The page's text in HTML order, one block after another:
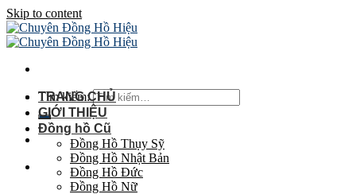
Skip to content
Tìm kiếm:
TRANG CHỦ
GIỚI THIỆU
Đồng hồ Cũ
Đồng Hồ Thụy Sỹ
Đồng Hồ Nhật Bản
Đồng Hồ Đức
Đồng Hồ Nữ